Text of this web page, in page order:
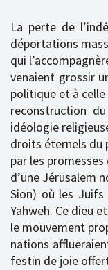
La perte de
déportations
qui
venaient grossir
politique et à
reconstruction
idéologie
droits éternels du
par les
d’une Jérusalem
Sion) où les Juifs
Yahweh. Ce dieu
le mouvement
nations
festin de joie